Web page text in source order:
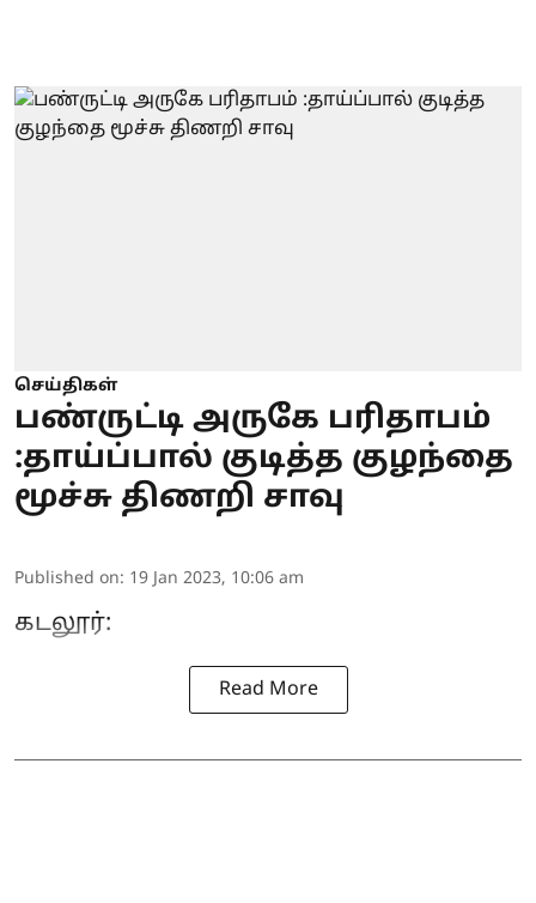
செய்திகள்
பண்ருட்டி அருகே பரிதாபம்
:தாய்ப்பால் குடித்த குழந்தை
மூச்சு திணறி சாவு
Published on: 19 Jan 2023, 10:06 am
கடலூர்:
Read More